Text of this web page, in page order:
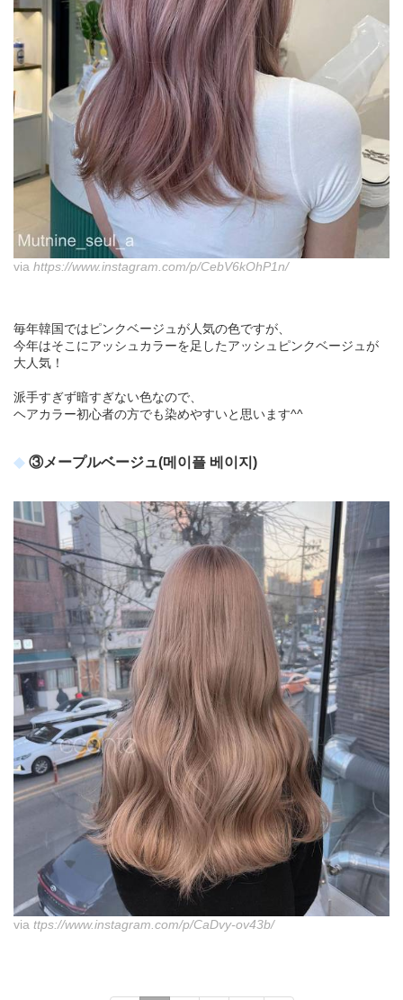
via https://www.instagram.com/p/CebV6kOhP1n/
毎年韓国ではピンクベージュが人気の色ですが、
今年はそこにアッシュカラーを足したアッシュピンクベージュが
大人気！
派手すぎず暗すぎない色なので、
ヘアカラー初心者の方でも染めやすいと思います^^
③メープルベージュ(메이플 베이지)
via ttps://www.instagram.com/p/CaDvy-ov43b/